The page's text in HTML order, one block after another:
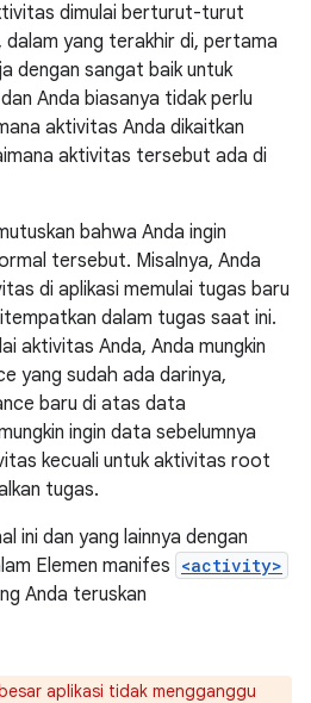
dimulai berturut-turut
yang terakhir di, pertama
dengan sangat baik untuk
Anda biasanya tidak perlu
aktivitas Anda dikaitkan
aktivitas tersebut ada di
bahwa Anda ingin
tersebut. Misalnya, Anda
di aplikasi memulai tugas baru
dalam tugas saat ini.
aktivitas Anda, Anda mungkin
yang sudah ada darinya,
baru di atas data
ingin data sebelumnya
kecuali untuk aktivitas root
tugas.
ini dan yang lainnya dengan
Elemen manifes <activity>
Anda teruskan
aplikasi tidak mengganggu